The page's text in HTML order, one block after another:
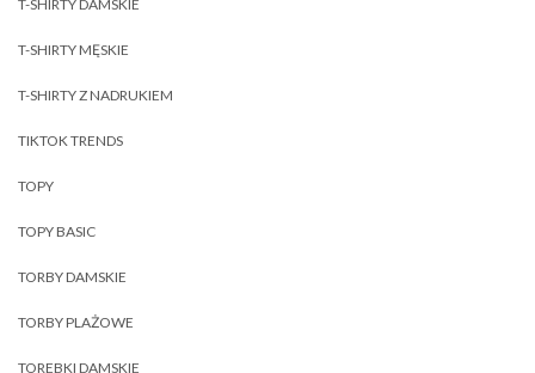
T-SHIRTY DAMSKIE
T-SHIRTY MĘSKIE
T-SHIRTY Z NADRUKIEM
TIKTOK TRENDS
TOPY
TOPY BASIC
TORBY DAMSKIE
TORBY PLAŻOWE
TOREBKI DAMSKIE